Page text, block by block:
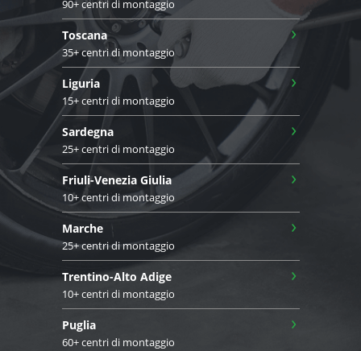
90+ centri di montaggio
Toscana
35+ centri di montaggio
›
Liguria
15+ centri di montaggio
›
Sardegna
25+ centri di montaggio
›
Friuli-Venezia Giulia
10+ centri di montaggio
›
Marche
25+ centri di montaggio
›
Trentino-Alto Adige
10+ centri di montaggio
›
Puglia
60+ centri di montaggio
›